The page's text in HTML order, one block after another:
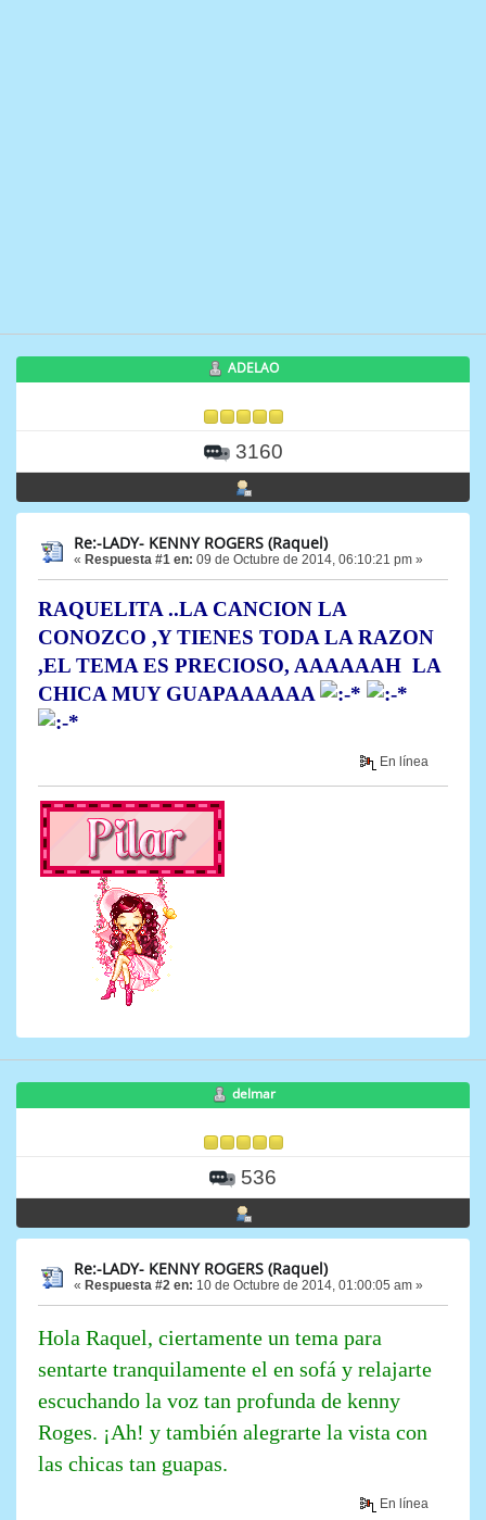
ADELAO
3160
Re:-LADY- KENNY ROGERS (Raquel)
« Respuesta #1 en: 09 de Octubre de 2014, 06:10:21 pm »
RAQUELITA ..LA CANCION LA
CONOZCO ,Y TIENES TODA LA RAZON
,EL TEMA ES PRECIOSO, AAAAAAH LA
CHICA MUY GUAPAAAAAA
En línea
delmar
536
Re:-LADY- KENNY ROGERS (Raquel)
« Respuesta #2 en: 10 de Octubre de 2014, 01:00:05 am »
Hola Raquel, ciertamente un tema para
sentarte tranquilamente el en sofá y relajarte
escuchando la voz tan profunda de kenny
Roges. ¡Ah! y también alegrarte la vista con
las chicas tan guapas.
En línea